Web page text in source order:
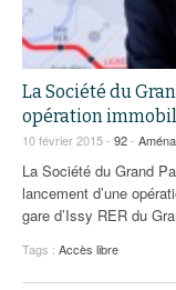
La Société du
opération
10 février 2015 - 92-
La Société du Grand
lancement d’une
gare d’Issy RER du
Tags : Accès libre